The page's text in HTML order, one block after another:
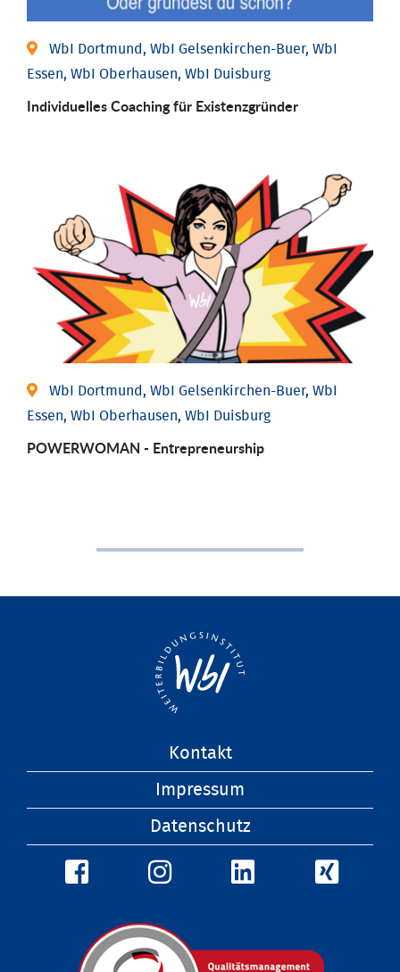
WbI Dortmund, WbI Gelsenkirchen-Buer, WbI
Essen, WbI Oberhausen, WbI Duisburg
Individu­elles Coaching für Existenz­gründer
WbI Dortmund, WbI Gelsenkirchen-Buer, WbI
Essen, WbI Oberhausen, WbI Duisburg
POWERWOMAN - Entrepreneurship
Kontakt
Impressum
Datenschutz